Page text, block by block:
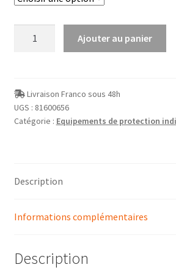
protection
200/500
bars
Ajouter au panier
Livraison Franco sous 48h
UGS : 81600656
Catégorie : Equipements de protection
Description
Informations complémentaires
Description